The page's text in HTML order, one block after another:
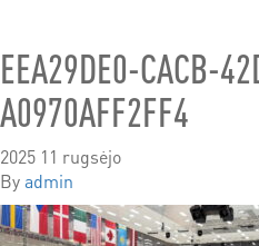
EEA29DE0-CACB-
A0970AFF2FF4
2025 11 rugsėjo
Byadmin